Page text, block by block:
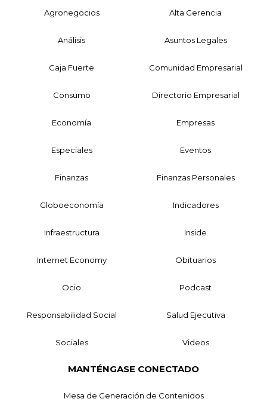
Agronegocios Alta Gerencia
Análisis Asuntos Legales
Caja Fuerte Comunidad Empresarial
Consumo Directorio Empresarial
Economía Empresas
Especiales Eventos
Finanzas Finanzas Personales
Globoeconomía Indicadores
Infraestructura Inside
Internet Economy Obituarios
Ocio Podcast
Responsabilidad Social Salud Ejecutiva
Sociales Videos
MANTÉNGASE CONECTADO
Mesa de Generación de Contenidos